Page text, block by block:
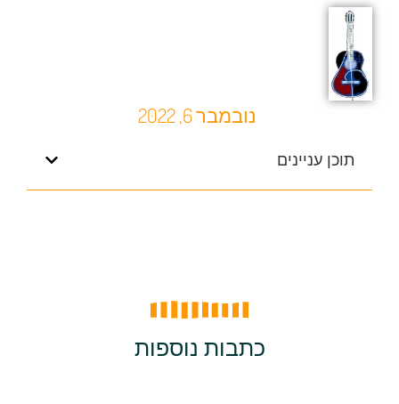
נובמבר 6, 2022
תוכן עניינים
כתבות נוספות